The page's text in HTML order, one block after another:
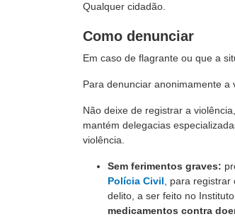
Qualquer cidadão.
Como denunciar
Em caso de flagrante ou que a
Para denunciar anonimamente a
Não deixe de registrar a
mantém delegacias
violência.
Sem ferimentos graves:
Polícia Civil , para
delito, a ser feito no
medicamentos contra